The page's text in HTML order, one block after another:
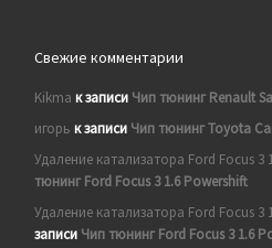
Свежие комментарии
Kikma к записи Чип тюнинг Renault
игорь к записи Чип тюнинг Toyota
Удаление катализатора Ford Focus 3
тюнинг Ford Focus 3 1.6 Powershift
Удаление катализатора Ford Focus 3
записи Чип тюнинг Ford Focus 3 1.6